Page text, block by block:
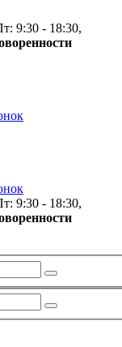
9:30 - 18:30,
9:30 - 18:30,